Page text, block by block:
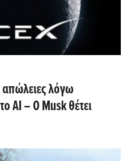
απώλειες λόγω
AI – Ο Musk θέτει